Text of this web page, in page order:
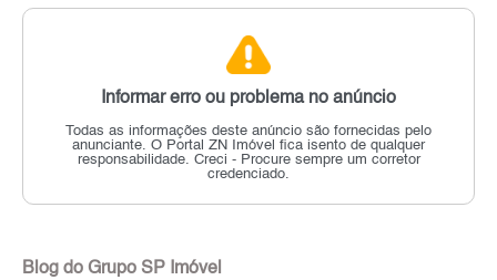
Informar erro ou problema no anúncio
Todas as informações deste anúncio são fornecidas pelo
anunciante. O Portal ZN Imóvel fica isento de qualquer
responsabilidade. Creci - Procure sempre um corretor
credenciado.
Blog do Grupo SP Imóvel